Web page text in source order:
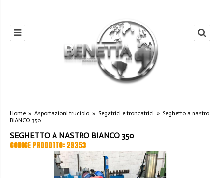
Home » Asportazioni truciolo » Segatrici e troncatrici » Seghetto a nastro
BIANCO 350
SEGHETTO A NASTRO BIANCO 350
CODICE PRODOTTO: 29353